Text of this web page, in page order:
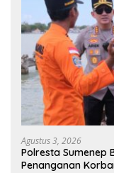
Agustus 3, 2026
Polresta Sumenep
Penanganan